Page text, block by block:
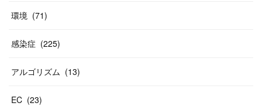
環境 (71)
感染症 (225)
アルゴリズム (13)
EC (23)